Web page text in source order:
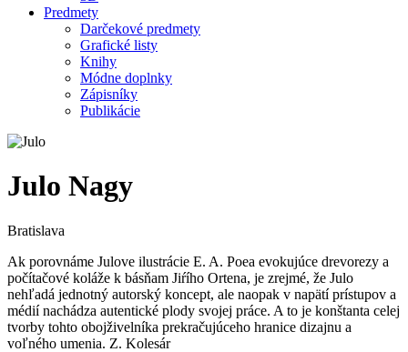
Predmety
Darčekové predmety
Grafické listy
Knihy
Módne doplnky
Zápisníky
Publikácie
Julo Nagy
Bratislava
Ak porovnáme Julove ilustrácie E. A. Poea evokujúce drevorezy a
počítačové koláže k básňam Jiŕího Ortena, je zrejmé, že Julo
nehľadá jednotný autorský koncept, ale naopak v napätí prístupov a
médií nachádza autentické plody svojej práce. A to je konštanta celej
tvorby tohto obojživelníka prekračujúceho hranice dizajnu a
voľného umenia. Z. Kolesár